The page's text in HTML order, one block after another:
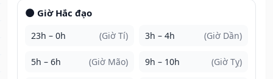
🌑 Giờ Hắc đạo
23h – 0h (Giờ Tí) 3h – 4h (Giờ Dần)
5h – 6h (Giờ Mão) 9h – 10h (Giờ Tỵ)